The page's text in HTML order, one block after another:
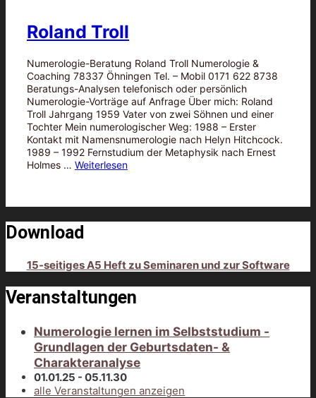
Roland Troll
Numerologie-Beratung Roland Troll Numerologie &
Coaching 78337 Öhningen Tel. – Mobil 0171 622 8738
Beratungs-Analysen telefonisch oder persönlich
Numerologie-Vorträge auf Anfrage Über mich: Roland
Troll Jahrgang 1959 Vater von zwei Söhnen und einer
Tochter Mein numerologischer Weg: 1988 – Erster
Kontakt mit Namensnumerologie nach Helyn Hitchcock.
1989 – 1992 Fernstudium der Metaphysik nach Ernest
Holmes … Weiterlesen
Download
15-seitiges A5 Heft zu Seminaren und zur Software
Veranstaltungen
Numerologie lernen im Selbststudium -
Grundlagen der Geburtsdaten- &
Charakteranalyse
01.01.25 - 05.11.30
alle Veranstaltungen anzeigen